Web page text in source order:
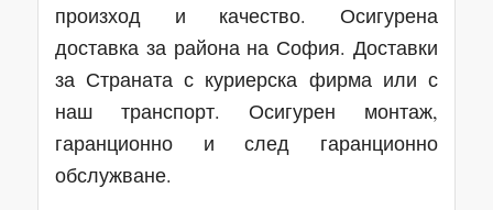
произход и качество. Осигурена
доставка за района на София. Доставки
за Страната с куриерска фирма или с
наш транспорт. Осигурен монтаж,
гаранционно и след гаранционно
обслужване.